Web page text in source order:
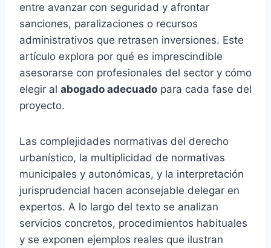
entre avanzar con seguridad y afrontar
sanciones, paralizaciones o recursos
administrativos que retrasen inversiones. Este
artículo explora por qué es imprescindible
asesorarse con profesionales del sector y cómo
elegir al abogado adecuado para cada fase del
proyecto.
Las complejidades normativas del derecho
urbanístico, la multiplicidad de normativas
municipales y autonómicas, y la interpretación
jurisprudencial hacen aconsejable delegar en
expertos. A lo largo del texto se analizan
servicios concretos, procedimientos habituales
y se exponen ejemplos reales que ilustran